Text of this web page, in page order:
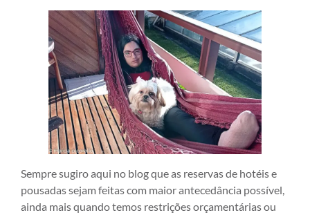
Sempre sugiro aqui no blog que as reservas de hotéis e
pousadas sejam feitas com maior antecedância possível,
ainda mais quando temos restrições orçamentárias ou